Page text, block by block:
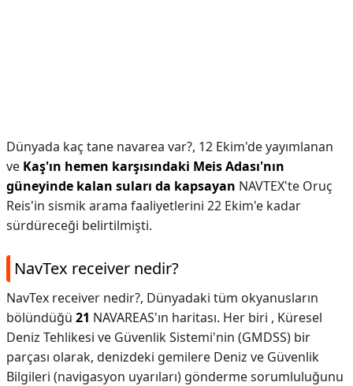
Dünyada kaç tane navarea var?, 12 Ekim'de yayımlanan
ve Kaş'ın hemen karşısındaki Meis Adası'nın
güneyinde kalan suları da kapsayan NAVTEX'te Oruç
Reis'in sismik arama faaliyetlerini 22 Ekim'e kadar
sürdüreceği belirtilmişti.
NavTex receiver nedir?
NavTex receiver nedir?, Dünyadaki tüm okyanusların
bölündüğü 21 NAVAREAS'ın haritası. Her biri , Küresel
Deniz Tehlikesi ve Güvenlik Sistemi'nin (GMDSS) bir
parçası olarak, denizdeki gemilere Deniz ve Güvenlik
Bilgileri (navigasyon uyarıları) gönderme sorumluluğunu